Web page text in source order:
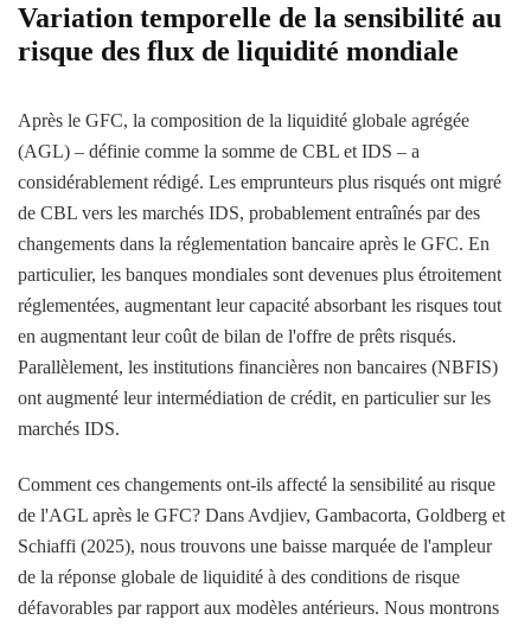
Variation temporelle de la sensibilité au
risque des flux de liquidité mondiale
Après le GFC, la composition de la liquidité globale agrégée
(AGL) – définie comme la somme de CBL et IDS – a
considérablement rédigé. Les emprunteurs plus risqués ont migré
de CBL vers les marchés IDS, probablement entraînés par des
changements dans la réglementation bancaire après le GFC. En
particulier, les banques mondiales sont devenues plus étroitement
réglementées, augmentant leur capacité absorbant les risques tout
en augmentant leur coût de bilan de l'offre de prêts risqués.
Parallèlement, les institutions financières non bancaires (NBFIS)
ont augmenté leur intermédiation de crédit, en particulier sur les
marchés IDS.
Comment ces changements ont-ils affecté la sensibilité au risque
de l'AGL après le GFC? Dans Avdjiev, Gambacorta, Goldberg et
Schiaffi (2025), nous trouvons une baisse marquée de l'ampleur
de la réponse globale de liquidité à des conditions de risque
défavorables par rapport aux modèles antérieurs. Nous montrons